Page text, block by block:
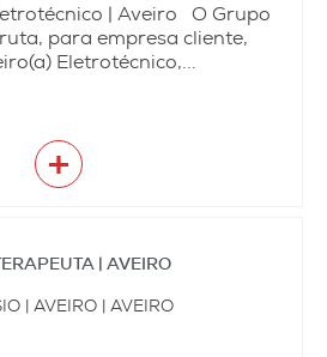
| Aveiro O Grupo
para empresa cliente,
Eletrotécnico,...
+
| AVEIRO
| AVEIRO | AVEIRO